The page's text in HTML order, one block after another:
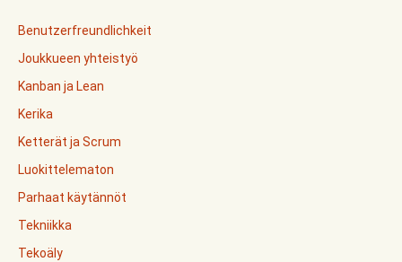
Benutzerfreundlichkeit
Joukkueen yhteistyö
Kanban ja Lean
Kerika
Ketterät ja Scrum
Luokittelematon
Parhaat käytännöt
Tekniikka
Tekoäly